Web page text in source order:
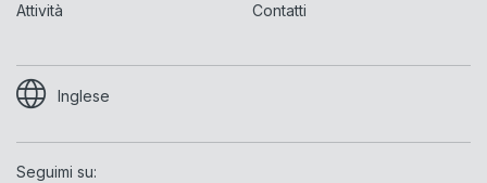
Attività Contatti
Inglese
Seguimi su: